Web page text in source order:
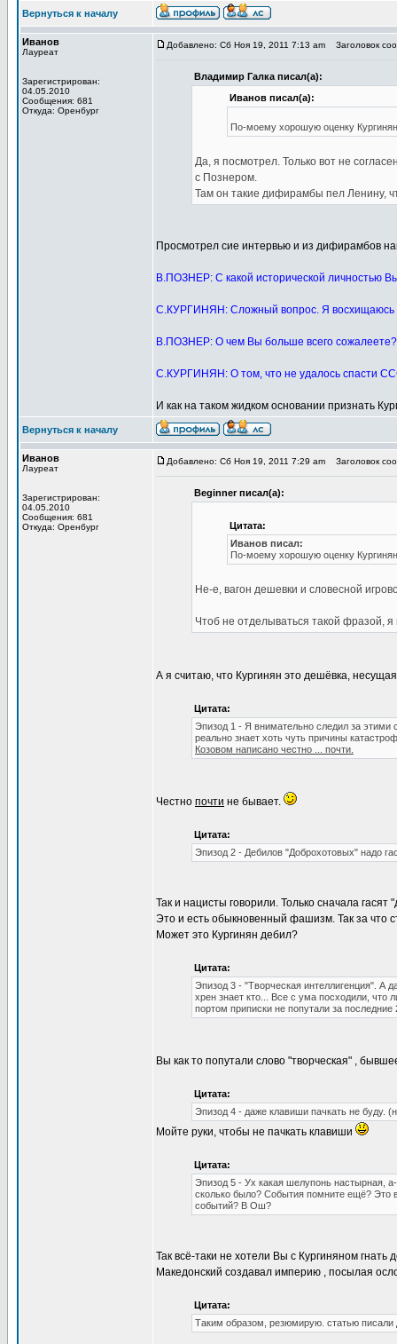
Вернуться к началу
Иванов
Лауреат
Зарегистрирован:
04.05.2010
Сообщения: 681
Откуда: Оренбург
Добавлено: Сб Ноя 19, 2011 7:13 am Заголовок
Владимир Галка писал(а):
Иванов писал(а):
По-моему хорошую оценку
Да, я посмотрел. Только вот не
с Познером.
Там он такие дифирамбы пел Ленину,
Просмотрел сие интервью и из дифирамбов
В.ПОЗНЕР: С какой исторической личностью
С.КУРГИНЯН: Сложный вопрос. Я
В.ПОЗНЕР: О чем Вы больше всего сожалеете?
С.КУРГИНЯН: О том, что не удалось спасти
И как на таком жидком основании признать
Вернуться к началу
Иванов
Лауреат
Зарегистрирован:
04.05.2010
Сообщения: 681
Откуда: Оренбург
Добавлено: Сб Ноя 19, 2011 7:29 am Заголовок
Beginner писал(а):
Цитата:
Иванов писал:
По-моему хорошую оценку
Не-е, вагон дешевки и словесной
Чтоб не отделываться такой фразой,
А я считаю, что Кургинян это дешёвка,
Цитата:
Эпизод 1 - Я внимательно следил за этими
реально знает хоть чуть причины
Козовом написано честно ... почти.
Честно почти не бывает.
Цитата:
Эпизод 2 - Дебилов "Доброхотовых" надо
Так и нацисты говорили. Только сначала
Это и есть обыкновенный фашизм. Так за что
Может это Кургинян дебил?
Цитата:
Эпизод 3 - "Творческая интеллигенция". А
хрен знает кто... Все с ума посходили,
портом приписки не попутали за последние
Вы как то попутали слово "творческая" ,
Цитата:
Эпизод 4 - даже клавиши пачкать не буду.
Мойте руки, чтобы не пачкать клавиши
Цитата:
Эпизод 5 - Ух какая шелупонь настырная,
сколько было? События помните ещё? Это
событий? В Ош?
Так всё-таки не хотели Вы с Кургиняном
Македонский создавал империю , посылая
Цитата:
Таким образом, резюмирую. статью писали